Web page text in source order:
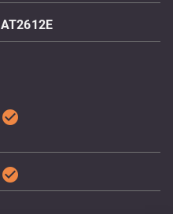
AT2612E
check_circle
check_circle